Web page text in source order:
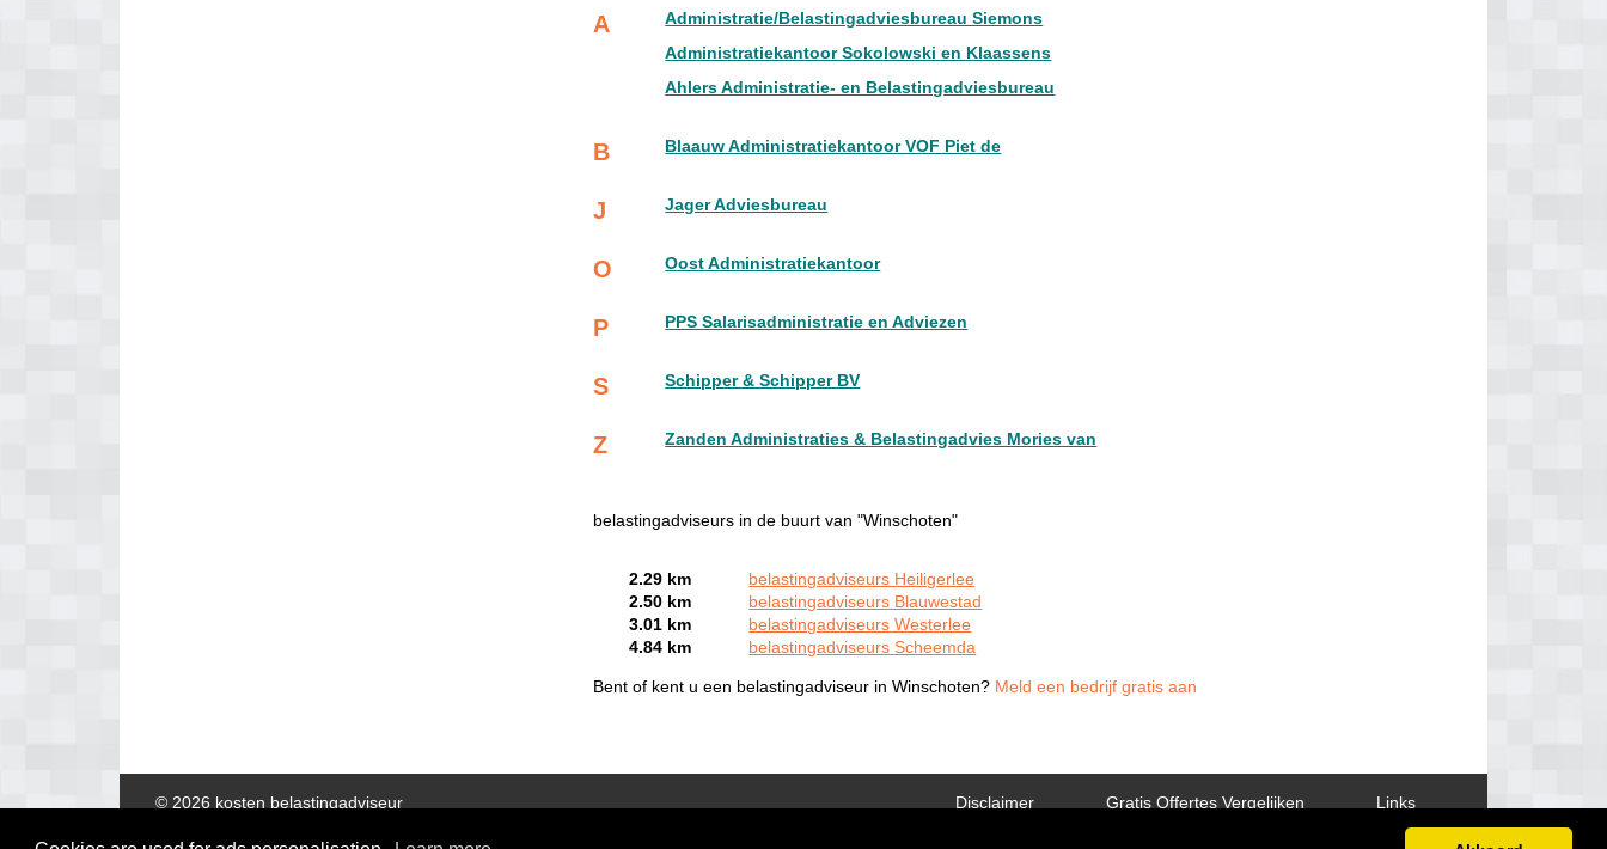
A
Administratie/Belastingadviesbureau Siemons
Administratiekantoor Sokolowski en Klaassens
Ahlers Administratie- en Belastingadviesbureau
B Blaauw Administratiekantoor VOF Piet de
J Jager Adviesbureau
O Oost Administratiekantoor
P PPS Salarisadministratie en Adviezen
S Schipper & Schipper BV
Z Zanden Administraties & Belastingadvies Mories van
belastingadviseurs in de buurt van "Winschoten"
2.29 km
belastingadviseurs Heiligerlee
2.50 km
belastingadviseurs Blauwestad
3.01 km
belastingadviseurs Westerlee
4.84 km
belastingadviseurs Scheemda
Bent of kent u een belastingadviseur in Winschoten? Meld een bedrijf gratis aan
Links
Gratis Offertes Vergelijken
Disclaimer
© 2026 kosten belastingadviseur